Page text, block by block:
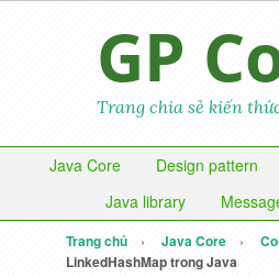
GP
Trang chia sẻ kiến
Java Core Design pattern
Java library
Trang chủ Java Core
LinkedHashMap trong Java